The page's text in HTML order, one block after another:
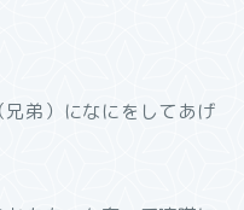
兄弟）になにをしてあげ